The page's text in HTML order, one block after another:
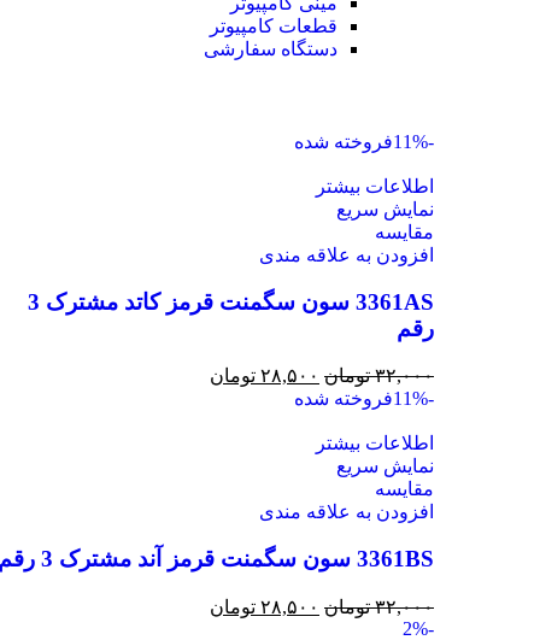
قطعات کامپیوتر
دستگاه سفارشی
-11% فروخته شده
اطلاعات بیشتر
نمایش سریع
مقايسه
افزودن به علاقه مندی
3361AS سون سگمنت قرمز کاتد مشترک 3
رقم
۳۲,۰۰۰ تومان ۲۸,۵۰۰ تومان
-11%
فروخته شده
اطلاعات بیشتر
نمایش سریع
مقايسه
افزودن به علاقه مندی
3361BS سون سگمنت قرمز آند مشترک 3 رقم
۳۲,۰۰۰ تومان ۲۸,۵۰۰ تومان
-2%